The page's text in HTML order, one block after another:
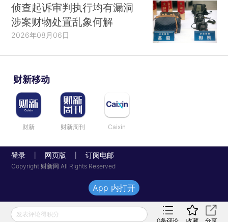
侦查起诉审判执行均有漏洞
涉案财物处置乱象何解
2026年08月06日
财新移动
财新 财新周刊 Caixin
登录 网页版 订阅电邮
Copyright 财新网 All Rights Reserved
发表评论得积分
0条评论 收藏 分享
App 内打开